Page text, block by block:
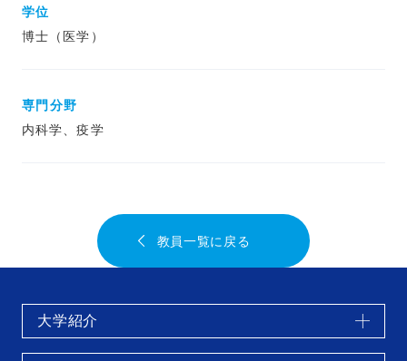
学位
博士（医学）
専門分野
内科学、疫学
教員一覧に戻る
大学紹介